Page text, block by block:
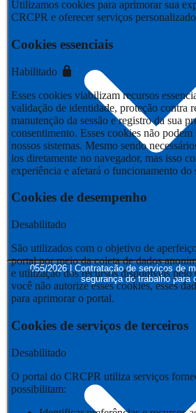
055/2026 | Contratação de serviços de
segurança do trabalho para
Utilizamos cookies para aprimorar sua
CRCPR e oferecer serviços
Cookies essenciais
Habilitado
Esses cookies viabilizam recursos
validação de identidade, proteção contra
manutenção da sessão e registro da sua
consentimento. Esses cookies não podem
nossos sistemas. Mesmo sendo
los diretamente no navegador, mas isso
experiência e afetará o funcionamento do
Cookies de desempenho
Desabilitado
São utilizados com o objetivo de
portal por meio da coleta de dados
e utilização dos recursos disponíveis
você não autorize esses cookies, esses
para aprimorar o portal.
Cookies de serviços de terceiros
Desabilitado
O portal do CRCPR utiliza serviços
possibilitam: